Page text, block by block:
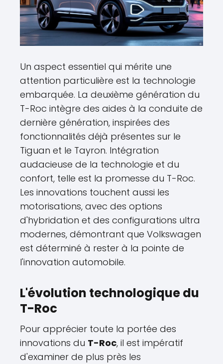
Un aspect essentiel qui mérite une
attention particulière est la technologie
embarquée. La deuxième génération du
T-Roc intègre des aides à la conduite de
dernière génération, inspirées des
fonctionnalités déjà présentes sur le
Tiguan et le Tayron. Intégration
audacieuse de la technologie et du
confort, telle est la promesse du T-Roc.
Les innovations touchent aussi les
motorisations, avec des options
d'hybridation et des configurations ultra
modernes, démontrant que Volkswagen
est déterminé à rester à la pointe de
l'innovation automobile.
L'évolution technologique du
T-Roc
Pour apprécier toute la portée des
innovations du T-Roc, il est impératif
d'examiner de plus près les